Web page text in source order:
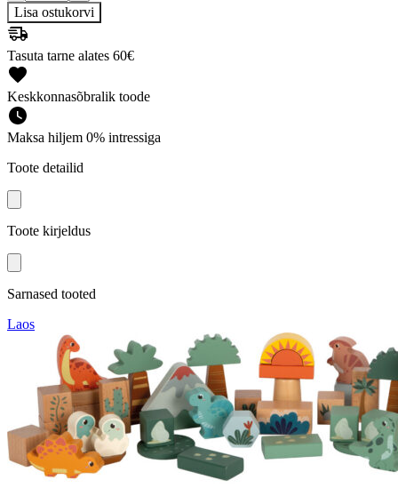
Lisa ostukorvi
Tasuta tarne alates 60€
Keskkonnasõbralik toode
Maksa hiljem 0% intressiga
Toote detailid
Toote kirjeldus
Sarnased tooted
Laos